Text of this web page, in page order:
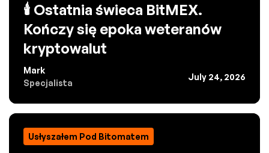
🕯️ Ostatnia świeca BitMEX.
Kończy się epoka weteranów
kryptowalut
Mark
Specjalista
July 24, 2026
Usłyszałem Pod Bitomatem